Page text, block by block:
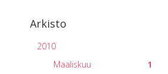
Arkisto
2010
1
Maaliskuu